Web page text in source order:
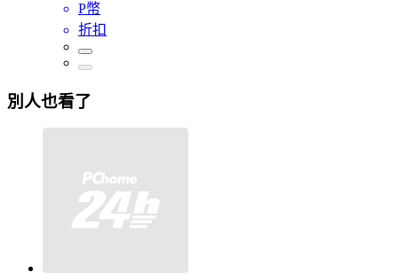
P幣
折扣
別人也看了